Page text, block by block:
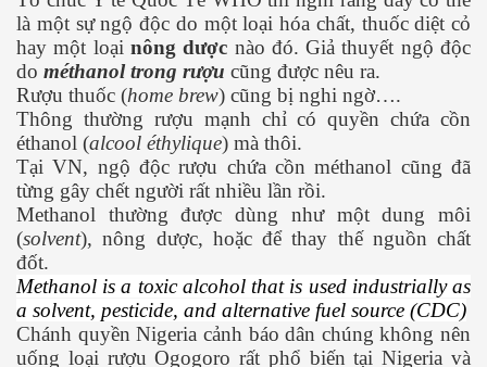
là một sự ngộ độc do một loại hóa chất, thuốc diệt cỏ
hay một loại nông dược nào đó. Giả thuyết ngộ độc
do méthanol trong rượu cũng được nêu ra.
Rượu thuốc (home brew) cũng bị nghi ngờ….
Thông thường rượu mạnh chỉ có quyền chứa cồn
éthanol (alcool éthylique) mà thôi.
Tại VN, ngộ độc rượu chứa cồn méthanol cũng đã
từng gây chết người rất nhiều lần rồi.
Methanol thường được dùng như một dung môi
(solvent), nông dược, hoặc để thay thế nguồn chất
đốt.
Methanol is a toxic alcohol that is used industrially as
a solvent, pesticide, and alternative fuel source (CDC)
Chánh quyền Nigeria cảnh báo dân chúng không nên
uống loại rượu Ogogoro rất phổ biến tại Nigeria và